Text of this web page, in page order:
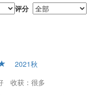
评分
2021秋
收获：很多